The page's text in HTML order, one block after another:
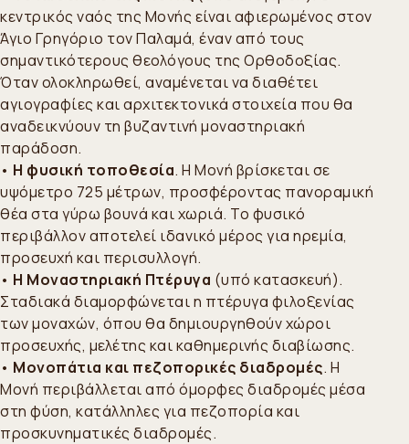
κεντρικός ναός της Μονής είναι αφιερωμένος στον
Άγιο Γρηγόριο τον Παλαμά, έναν από τους
σημαντικότερους θεολόγους της Ορθοδοξίας.
Όταν ολοκληρωθεί, αναμένεται να διαθέτει
αγιογραφίες και αρχιτεκτονικά στοιχεία που θα
αναδεικνύουν τη βυζαντινή μοναστηριακή
παράδοση.
• Η φυσική τοποθεσία. Η Μονή βρίσκεται σε
υψόμετρο 725 μέτρων, προσφέροντας πανοραμική
θέα στα γύρω βουνά και χωριά. Το φυσικό
περιβάλλον αποτελεί ιδανικό μέρος για ηρεμία,
προσευχή και περισυλλογή.
• Η Μοναστηριακή Πτέρυγα (υπό κατασκευή).
Σταδιακά διαμορφώνεται η πτέρυγα φιλοξενίας
των μοναχών, όπου θα δημιουργηθούν χώροι
προσευχής, μελέτης και καθημερινής διαβίωσης.
• Μονοπάτια και πεζοπορικές διαδρομές. Η
Μονή περιβάλλεται από όμορφες διαδρομές μέσα
στη φύση, κατάλληλες για πεζοπορία και
προσκυνηματικές διαδρομές.